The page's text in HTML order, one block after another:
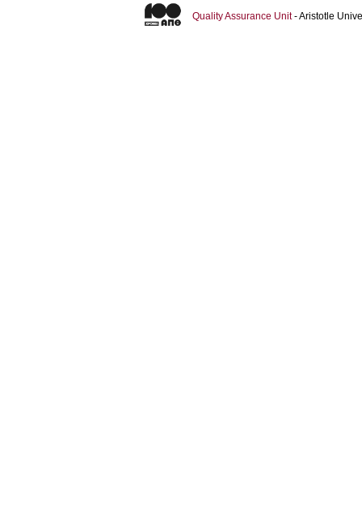
Quality Assurance Unit- Aristotle